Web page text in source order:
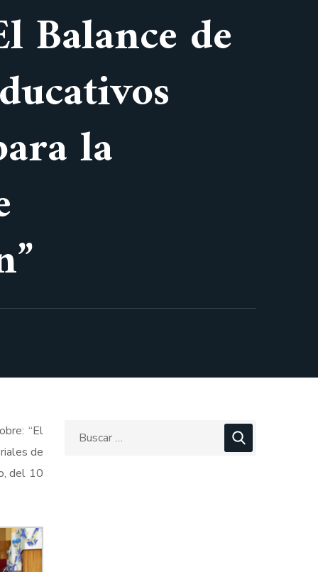
Balance de
la
“El
de
del 10